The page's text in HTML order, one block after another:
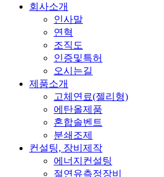
회사소개
인사말
연혁
조직도
인증및특허
오시는길
제품소개
고체연료(젤리형)
에탄올제품
혼합솔벤트
분쇄조제
컨설팅, 장비제작
에너지컨설팅
절연유측정장비